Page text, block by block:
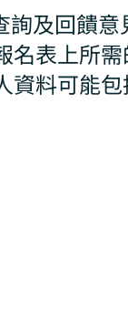
及回饋
名表上所
資料可能